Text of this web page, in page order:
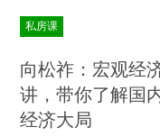
私房课
向松祚：宏观经
讲，带你了解国
经济大局